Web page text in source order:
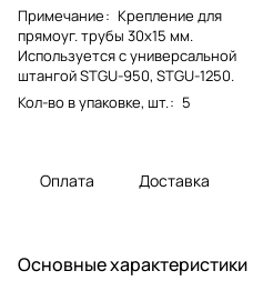
Примечание: Крепление для
прямоуг. трубы 30x15 мм.
Используется с универсальной
штангой STGU-950, STGU-1250.
Кол-во в упаковке, шт.: 5
Оплата Доставка
Основные характеристики